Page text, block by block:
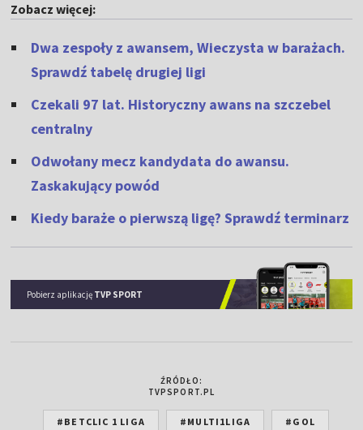
Zobacz więcej:
Dwa zespoły z awansem, Wieczysta w barażach.
Sprawdź tabelę drugiej ligi
Czekali 97 lat. Historyczny awans na szczebel
centralny
Odwołany mecz kandydata do awansu.
Zaskakujący powód
Kiedy baraże o pierwszą ligę? Sprawdź terminarz
Pobierz aplikację TVP SPORT
ŹRÓDŁO:
TVPSPORT.PL
#BETCLIC 1 LIGA #MULTI1LIGA #GOL